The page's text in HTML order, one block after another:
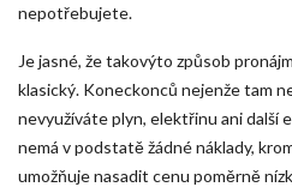
nepotřebujete.
Je jasné, že takovýto způsob
klasický. Koneckonců nejenže tam
nevyužíváte plyn, elektřinu ani další
nemá v podstatě žádné náklady,
umožňuje nasadit cenu poměrně